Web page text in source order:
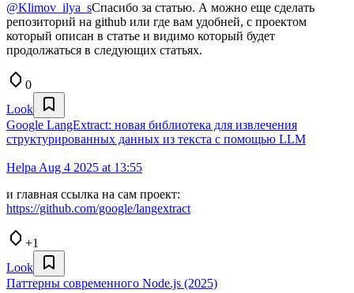
@Klimov_ilya_sСпасибо за статью. А можно еще сделать
репозиторий на github или где вам удобней, с проектом
который описан в статье и видимо который будет
продолжаться в следующих статьях.
0
Look
Google LangExtract: новая библиотека для извлечения
структурированных данных из текста с помощью LLM
Helpa Aug 4 2025 at 13:55
и главная ссылка на сам проект:
https://github.com/google/langextract
+1
Look
Паттерны современного Node.js (2025)